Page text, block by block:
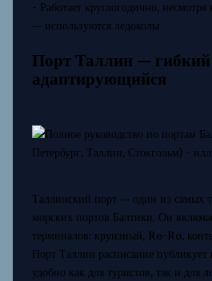
- Работает круглогодично,
— используются ледоколы
Порт Таллин — гибкий
адаптирующийся
Таллинский порт — один из самых
морских портов Балтики. Он
терминалов: круизный, Ro-Ro,
Порт Таллин расписание публикует
удобно как для туристов, так и для